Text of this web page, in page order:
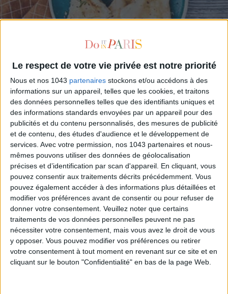
Le respect de votre vie privée est notre priorité
Nous et nos 1043 partenaires stockons et/ou accédons à des
informations sur un appareil, telles que les cookies, et traitons
des données personnelles telles que des identifiants uniques et
des informations standards envoyées par un appareil pour des
publicités et du contenu personnalisés, des mesures de publicité
et de contenu, des études d'audience et le développement de
services. Avec votre permission, nos 1043 partenaires et nous-
mêmes pouvons utiliser des données de géolocalisation
précises et d’identification par scan d'appareil. En cliquant, vous
pouvez consentir aux traitements décrits précédemment. Vous
pouvez également accéder à des informations plus détaillées et
modifier vos préférences avant de consentir ou pour refuser de
donner votre consentement. Veuillez noter que certains
traitements de vos données personnelles peuvent ne pas
nécessiter votre consentement, mais vous avez le droit de vous
y opposer. Vous pouvez modifier vos préférences ou retirer
votre consentement à tout moment en revenant sur ce site et en
cliquant sur le bouton "Confidentialité" en bas de la page Web.
GOAT CHEESE-HONEY-ROSEMARY BRICKS BY DELPHINE LEBRUN
THREE ADDRESSES FOR CYCLING IN PARIS